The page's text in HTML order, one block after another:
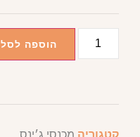
הוספה לסל
קטגוריה מכנסי ג׳ינס